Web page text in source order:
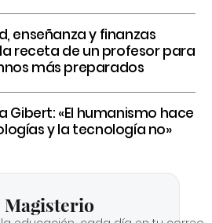
enseñanza y finanzas
receta de un profesor para
más preparados
Gibert: «El humanismo hace
y la tecnología no»
Magisterio